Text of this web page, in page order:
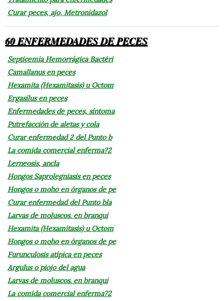
Curar peces, ajo, Metronidazol
60 ENFERMEDADES DE PECES
Septicemia Hemorrágica Bactéri
Camallanus en peces
Hexamita (Hexamitasis) u Octom
Ergasilus en peces
Enfermedades de peces, síntoma
Putrefacción de aletas y cola
Curar enfermedad 2 del Punto b
La comida comercial enferma?2
Lerneosis, ancla
Hongos Saprolegniasis en peces
Hongos o moho en órganos de pe
Curar enfermedad del Punto bla
Larvas de moluscos. en branqui
Hexamita (Hexamitasis) u Octom
Hongos o moho en órganos de pe
Furunculosis atípica en peces
Argulus o piojo del agua
Larvas de moluscos. en branqui
La comida comercial enferma?2